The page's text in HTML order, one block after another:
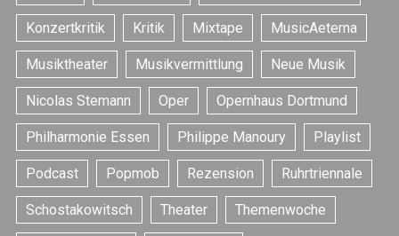
Konzertkritik Kritik Mixtape MusicAeterna
Musiktheater Musikvermittlung Neue Musik
Nicolas Stemann Oper Opernhaus Dortmund
Philharmonie Essen Philippe Manoury Playlist
Podcast Popmob Rezension Ruhrtriennale
Schostakowitsch Theater Themenwoche
o
r
: